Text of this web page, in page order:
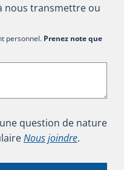
nous transmettre ou
personnel. Prenez note que
question de nature
Nous joindre.